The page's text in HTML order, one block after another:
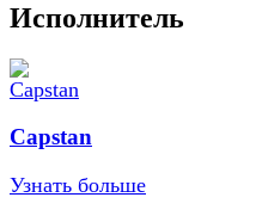
Исполнитель
Capstan
Узнать больше